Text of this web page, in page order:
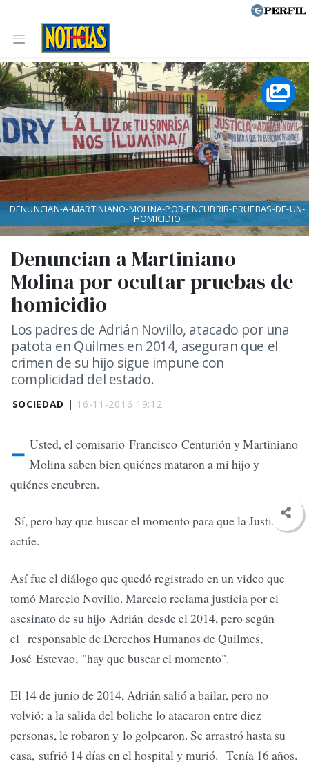
SOCIEDAD | 16-11-2016 19:12
Denuncian a Martiniano
Molina por ocultar pruebas de
homicidio
Los padres de Adrián Novillo, atacado por una
patota en Quilmes en 2014, aseguran que el
crimen de su hijo sigue impune con
complicidad del estado.
DENUNCIAN-A-MARTINIANO-MOLINA-POR-ENCUBRIR-PRUEBAS-DE-UN-
HOMICIDIO
- Usted, el comisario Francisco Centurión y Martiniano
Molina saben bien quiénes mataron a mi hijo y
quiénes encubren.
-Sí, pero hay que buscar el momento para que la Justicia
actúe.
Así fue el diálogo que quedó registrado en un video que
tomó Marcelo Novillo. Marcelo reclama justicia por el
asesinato de su hijo Adrián desde el 2014, pero según
el responsable de Derechos Humanos de Quilmes,
José Estevao, "hay que buscar el momento".
El 14 de junio de 2014, Adrián salió a bailar, pero no
volvió: a la salida del boliche lo atacaron entre diez
personas, le robaron y lo golpearon. Se arrastró hasta su
casa, sufrió 14 días en el hospital y murió. Tenía 16 años.